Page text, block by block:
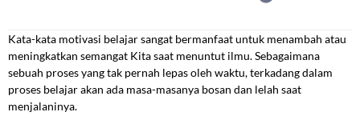
Kata-kata motivasi belajar sangat bermanfaat untuk menambah atau
meningkatkan semangat Kita saat menuntut ilmu. Sebagaimana
sebuah proses yang tak pernah lepas oleh waktu, terkadang dalam
proses belajar akan ada masa-masanya bosan dan lelah saat
menjalaninya.